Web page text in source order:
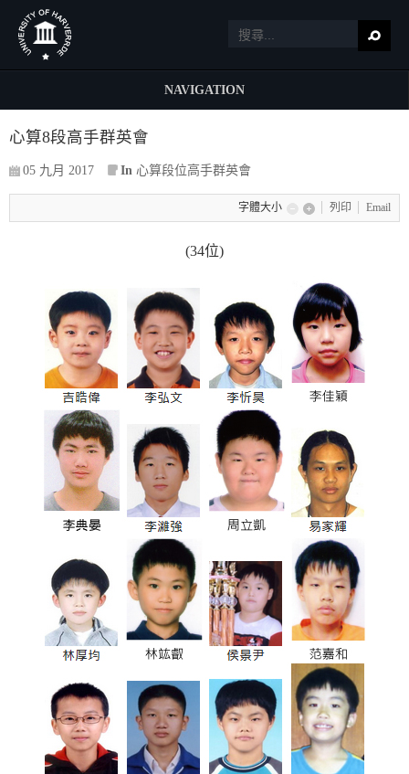
NAVIGATION
心算8段高手群英會
05 九月 2017 In 心算段位高手群英會
字體大小 列印 Email
(34位)